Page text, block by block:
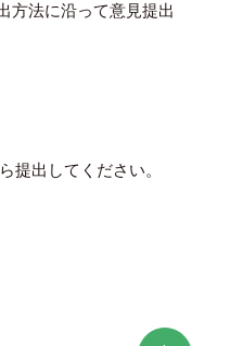
方法に沿って意見提出
出してください。